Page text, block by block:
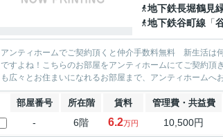
地下鉄長堀鶴見
地下鉄谷町線 「
アンティホームでご契約頂くと仲介手数料無料 新生活は
ですよね！こちらのお部屋をアンティホームにてご契約
も広々とお住まいになれるお部屋まで、アンティホームへ
部屋番号 所在階 賃料 管理費・共益費
- 6階 6.2万円 10,500円